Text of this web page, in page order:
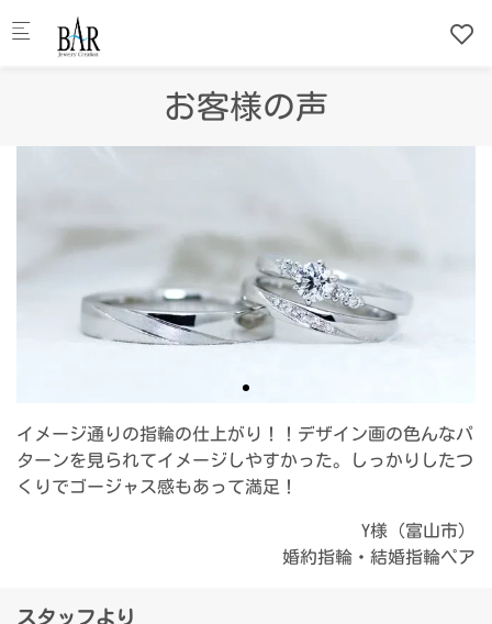
Skip to main content
お客様の声
イメージ通りの指輪の仕上がり！！デザイン画の色んなパ
ターンを見られてイメージしやすかった。しっかりしたつ
くりでゴージャス感もあって満足！
Y様（富山市）
婚約指輪・結婚指輪ペア
スタッフより